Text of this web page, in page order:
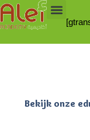
Bekijk onze